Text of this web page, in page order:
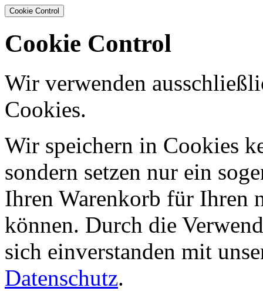
Cookie Control
Cookie Control
Wir verwenden
Cookies.
Wir speichern in Cookies
sondern setzen nur ein
Ihren Warenkorb für Ihren
können. Durch die
sich einverstanden mit
Datenschutz.